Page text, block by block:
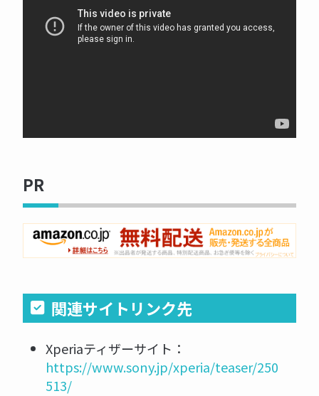
PR
関連サイトリンク先
Xperiaティザーサイト：
https://www.sony.jp/xperia/teaser/250
513/